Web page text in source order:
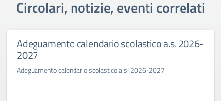
Circolari, notizie, eventi correlati
Adeguamento calendario scolastico a.s. 2026-
2027
Adeguamento calendario scolastico a.s. 2026-2027